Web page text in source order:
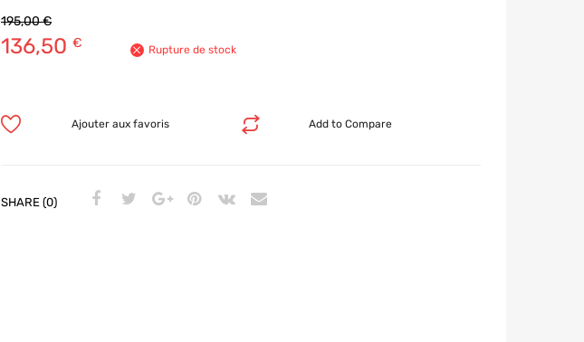
195,00€
136,50 € Rupture de stock
Add to Compare
Ajouter aux favoris
SHARE (0)